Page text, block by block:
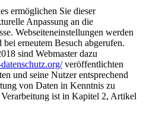
ermöglichen Sie dieser
Anpassung an die
Webseiteneinstellungen werden
erneutem Besuch abgerufen.
sind Webmaster dazu
veröffentlichten
und seine Nutzer entsprechend
von Daten in Kenntnis zu
ist in Kapitel 2, Artikel